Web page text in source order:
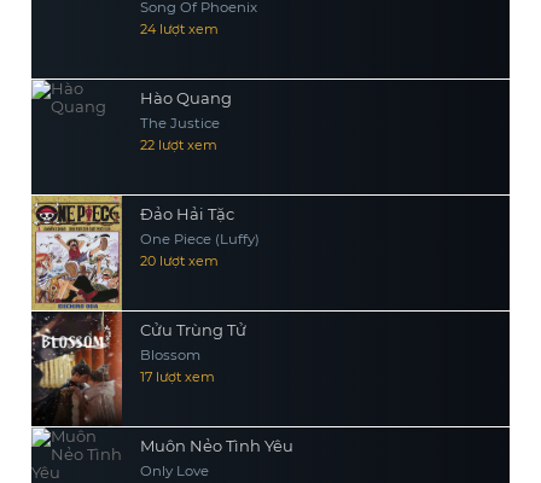
Song Of Phoenix
24 lượt xem
Hào Quang
The Justice
22 lượt xem
Đảo Hải Tặc
One Piece (Luffy)
20 lượt xem
Cửu Trùng Tử
Blossom
17 lượt xem
Muôn Nẻo Tình Yêu
Only Love